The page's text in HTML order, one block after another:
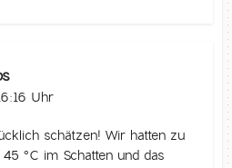
Uhr
schätzen! Wir hatten zu
°C im Schatten und das